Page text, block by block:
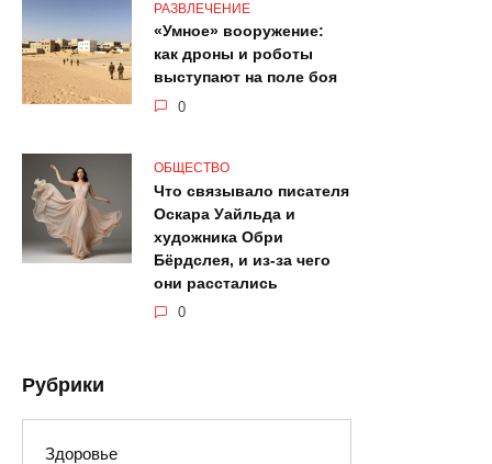
РАЗВЛЕЧЕНИЕ
«Умное» вооружение:
как дроны и роботы
выступают на поле боя
0
ОБЩЕСТВО
Что связывало писателя
Оскара Уайльда и
художника Обри
Бёрдслея, и из-за чего
они расстались
0
Рубрики
Здоровье